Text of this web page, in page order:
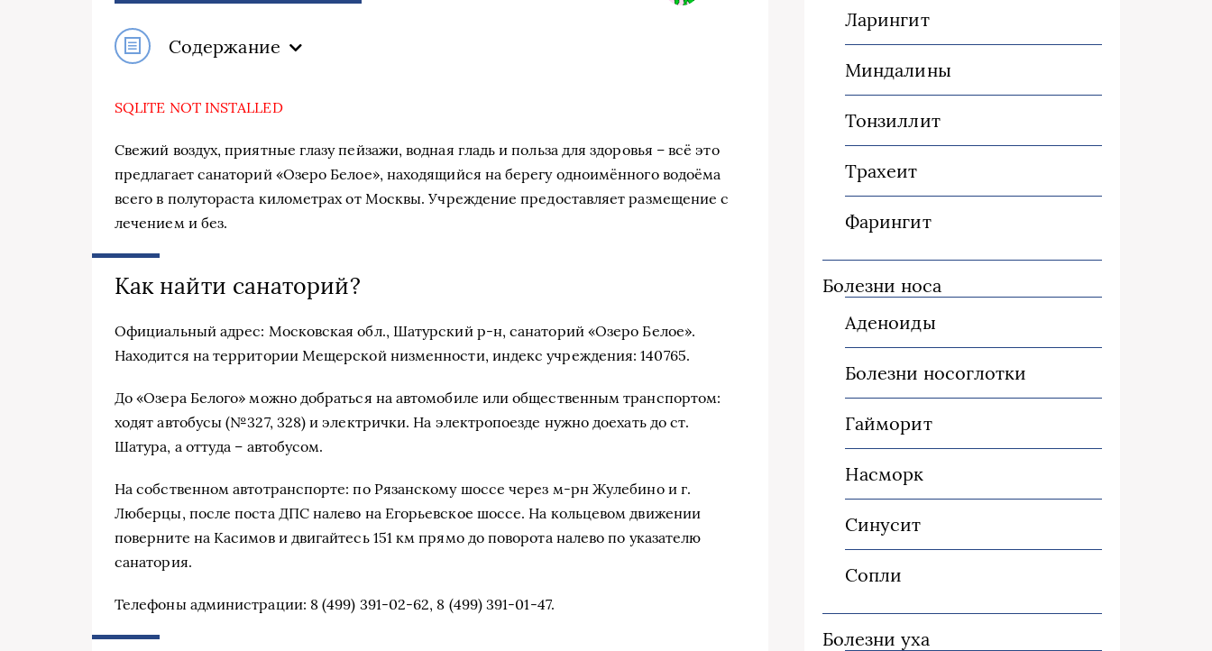
Содержание
SQLITE NOT INSTALLED
Свежий воздух, приятные глазу пейзажи, водная гладь и польза для здоровья – всё это
предлагает санаторий «Озеро Белое», находящийся на берегу одноимённого водоёма
всего в полутораста километрах от Москвы. Учреждение предоставляет размещение с
лечением и без.
Как найти санаторий?
Официальный адрес: Московская обл., Шатурский р-н, санаторий «Озеро Белое».
Находится на территории Мещерской низменности, индекс учреждения: 140765.
До «Озера Белого» можно добраться на автомобиле или общественным транспортом:
ходят автобусы (№327, 328) и электрички. На электропоезде нужно доехать до ст.
Шатура, а оттуда – автобусом.
На собственном автотранспорте: по Рязанскому шоссе через м-рн Жулебино и г.
Люберцы, после поста ДПС налево на Егорьевское шоссе. На кольцевом движении
поверните на Касимов и двигайтесь 151 км прямо до поворота налево по указателю
санатория.
Телефоны администрации: 8 (499) 391-02-62, 8 (499) 391-01-47.
Ларингит
Миндалины
Тонзиллит
Трахеит
Фарингит
Болезни носа
Аденоиды
Болезни носоглотки
Гайморит
Насморк
Синусит
Сопли
Болезни уха